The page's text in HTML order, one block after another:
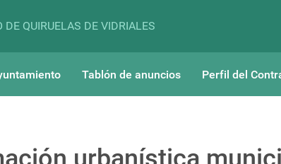
DE QUIRUELAS DE VIDRIALES
Tablón de anuncios Perfil del